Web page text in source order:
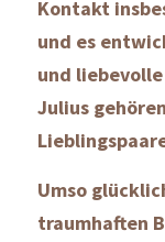
Kontakt
und es
und
Julius
Umso
traumhaften